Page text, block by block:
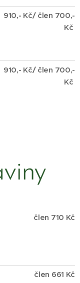
910,- Kč/ člen 700,-
Kč
910,- Kč/ člen 700,-
Kč
člen 710 Kč
člen 661 Kč